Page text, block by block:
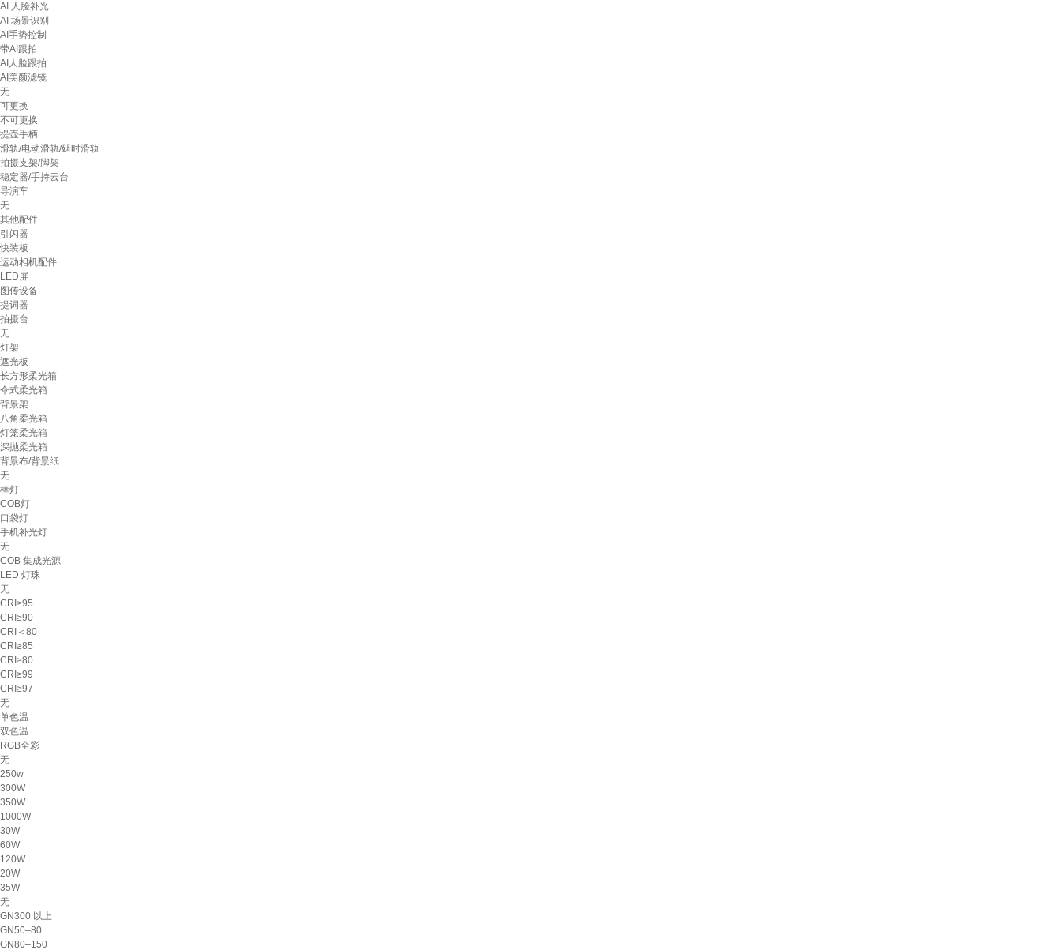
AI 人脸补光
AI 场景识别
AI手势控制
带AI跟拍
AI人脸跟拍
AI美颜滤镜
无
可更换
不可更换
提壶手柄
滑轨/电动滑轨/延时滑轨
拍摄支架/脚架
稳定器/手持云台
导演车
无
其他配件
引闪器
快装板
运动相机配件
LED屏
图传设备
提词器
拍摄台
无
灯架
遮光板
长方形柔光箱
伞式柔光箱
背景架
八角柔光箱
灯笼柔光箱
深抛柔光箱
背景布/背景纸
无
棒灯
COB灯
口袋灯
手机补光灯
无
COB 集成光源
LED 灯珠
无
CRI≥95
CRI≥90
CRI＜80
CRI≥85
CRI≥80
CRI≥99
CRI≥97
无
单色温
双色温
RGB全彩
无
250w
300W
350W
1000W
30W
60W
120W
20W
35W
无
GN300 以上
GN50–80
GN80–150